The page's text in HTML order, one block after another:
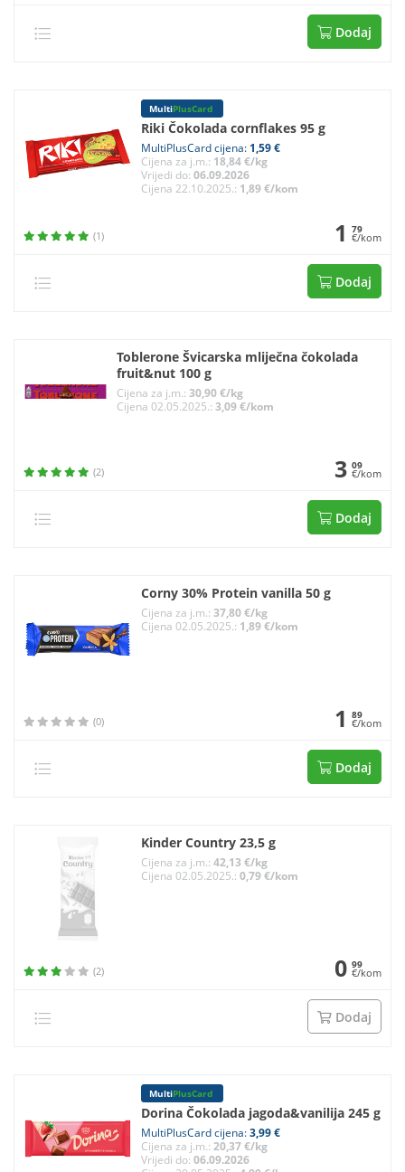
Dodaj
MultiPlusCard
Riki Čokolada cornflakes 95 g
MultiPlusCard cijena: 1,59 €
Cijena za j.m.: 18,84 €/kg
Vrijedi do: 06.09.2026
Cijena 22.10.2025.: 1,89 €/kom
(1) 1 79
€/kom
Dodaj
Toblerone Švicarska mliječna čokolada
fruit&nut 100 g
Cijena za j.m.:30,90 €/kg
Cijena 02.05.2025.:3,09 €/kom
(2) 3 09
€/kom
Dodaj
Corny 30% Protein vanilla 50 g
Cijena za j.m.: 37,80 €/kg
Cijena 02.05.2025.: 1,89 €/kom
(0) 1 89
€/kom
Dodaj
Kinder Country 23,5 g
Cijena za j.m.: 42,13 €/kg
Cijena 02.05.2025.: 0,79 €/kom
(2) 0 99
€/kom
Dodaj
MultiPlusCard
Dorina Čokolada jagoda&vanilija 245 g
MultiPlusCard cijena:3,99 €
Cijena za j.m.: 20,37 €/kg
Vrijedi do: 06.09.2026